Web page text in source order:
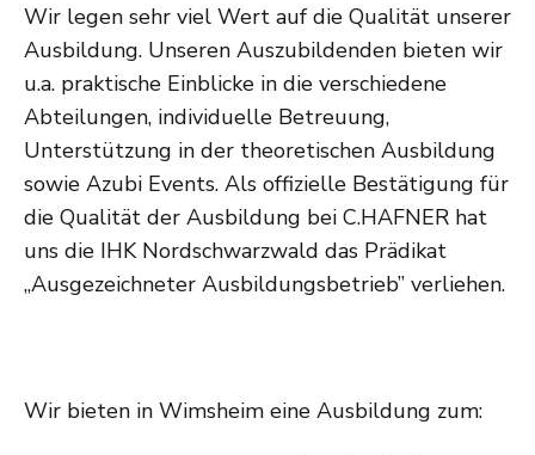
Wir legen sehr viel Wert auf die Qualität unserer
Ausbildung. Unseren Auszubildenden bieten wir
u.a. praktische Einblicke in die verschiedene
Abteilungen, individuelle Betreuung,
Unterstützung in der theoretischen Ausbildung
sowie Azubi Events. Als offizielle Bestätigung für
die Qualität der Ausbildung bei C.HAFNER hat
uns die IHK Nordschwarzwald das Prädikat
„Ausgezeichneter Ausbildungsbetrieb” verliehen.
Wir bieten in Wimsheim eine Ausbildung zum: